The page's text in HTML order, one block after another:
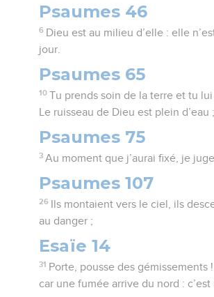
Psaumes 46
6 Dieu est au milieu d’elle : elle
jour.
Psaumes 65
10 Tu prends soin de la terre et tu
Le ruisseau de Dieu est plein
Psaumes 75
3 Au moment que j’aurai fixé, je
Psaumes 107
26
Ils montaient vers le ciel, ils
au danger ;
Esaïe 14
31 Porte, pousse des
car une fumée arrive du nord :